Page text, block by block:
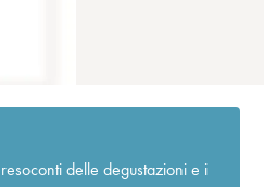
delle degustazioni e i